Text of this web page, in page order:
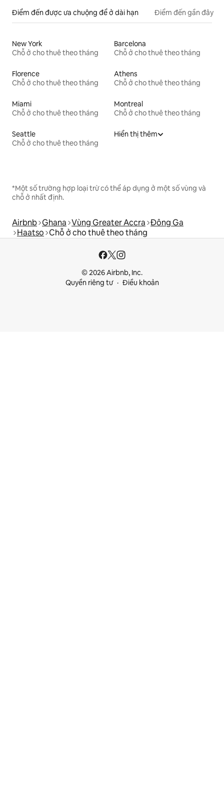
Điểm đến được ưa chuộng để ở dài hạn Điểm đến gần đây
New York
Chỗ ở cho thuê theo tháng
Barcelona
Chỗ ở cho thuê theo tháng
Florence
Chỗ ở cho thuê theo tháng
Athens
Chỗ ở cho thuê theo tháng
Miami
Chỗ ở cho thuê theo tháng
Montreal
Chỗ ở cho thuê theo tháng
Seattle
Chỗ ở cho thuê theo tháng
Hiển thị thêm
*Một số trường hợp loại trừ có thể áp dụng ở một số vùng và
chỗ ở nhất định.
Airbnb Ghana Vùng Greater Accra Đông Ga
Haatso Chỗ ở cho thuê theo tháng
© 2026 Airbnb, Inc.
Quyền riêng tư
Điều khoản